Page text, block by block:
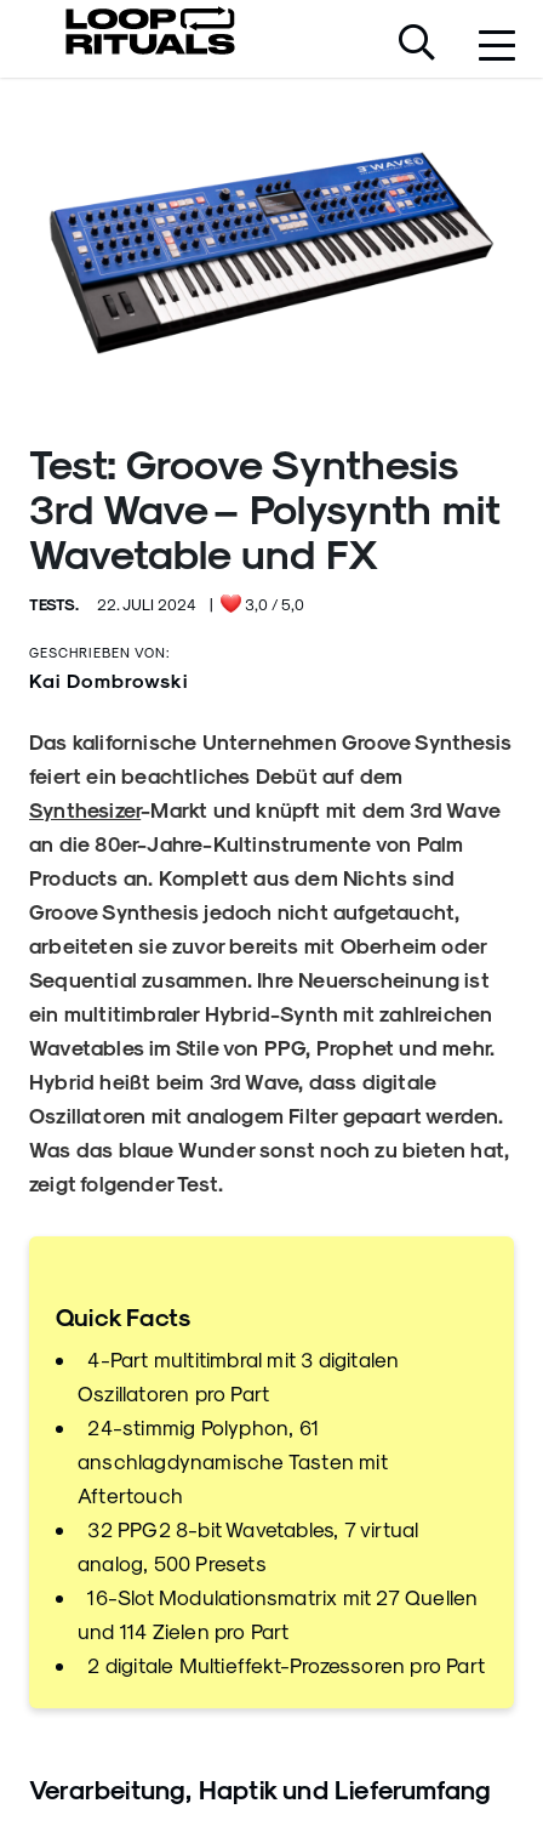
Test: Groove Synthesis
3rd Wave – Polysynth mit
Wavetable und FX
TESTS. 22. JULI 2024 | 3,0 / 5,0
GESCHRIEBEN VON:
Kai Dombrowski
Das kalifornische Unternehmen Groove Synthesis
feiert ein beachtliches Debüt auf dem
Synthesizer-Markt und knüpft mit dem 3rd Wave
an die 80er-Jahre-Kultinstrumente von Palm
Products an. Komplett aus dem Nichts sind
Groove Synthesis jedoch nicht aufgetaucht,
arbeiteten sie zuvor bereits mit Oberheim oder
Sequential zusammen. Ihre Neuerscheinung ist
ein multitimbraler Hybrid-Synth mit zahlreichen
Wavetables im Stile von PPG, Prophet und mehr.
Hybrid heißt beim 3rd Wave, dass digitale
Oszillatoren mit analogem Filter gepaart werden.
Was das blaue Wunder sonst noch zu bieten hat,
zeigt folgender Test.
Quick Facts
4-Part multitimbral mit 3 digitalen
Oszillatoren pro Part
24-stimmig Polyphon, 61
anschlagdynamische Tasten mit
Aftertouch
32 PPG2 8-bit Wavetables, 7 virtual
analog, 500 Presets
16-Slot Modulationsmatrix mit 27 Quellen
und 114 Zielen pro Part
2 digitale Multieffekt-Prozessoren pro Part
Verarbeitung, Haptik und Lieferumfang